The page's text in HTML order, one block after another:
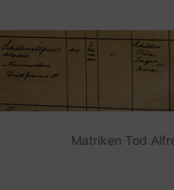
Matriken Tod